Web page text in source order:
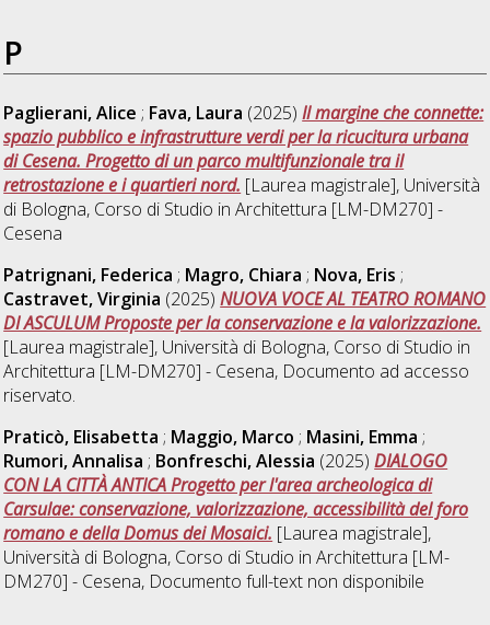
P
Paglierani, Alice ; Fava, Laura (2025)Il margine che connette:
spazio pubblico e infrastrutture verdi per la ricucitura urbana
di Cesena. Progetto di un parco multifunzionale tra il
retrostazione e i quartieri nord. [Laurea magistrale], Università
di Bologna, Corso di Studio inArchitettura [LM-DM270] -
Cesena
Patrignani, Federica ; Magro, Chiara ; Nova, Eris ;
Castravet, Virginia (2025)NUOVA VOCE AL TEATRO ROMANO
DI ASCULUM Proposte per la conservazione e la valorizzazione.
[Laurea magistrale], Università di Bologna, Corso di Studio in
Architettura [LM-DM270] - Cesena, Documento ad accesso
riservato.
Praticò, Elisabetta ; Maggio, Marco ; Masini, Emma ;
Rumori, Annalisa ; Bonfreschi, Alessia (2025)DIALOGO
CON LA CITTÀ ANTICA Progetto per l'area archeologica di
Carsulae: conservazione, valorizzazione, accessibilità del foro
romano e della Domus dei Mosaici. [Laurea magistrale],
Università di Bologna, Corso di Studio inArchitettura [LM-
DM270] - Cesena, Documento full-text non disponibile